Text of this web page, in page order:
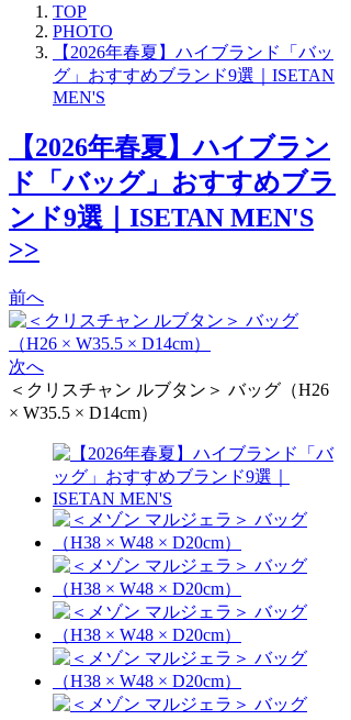
TOP
PHOTO
【2026年春夏】ハイブランド「バッ
グ」おすすめブランド9選｜ISETAN
MEN'S
【2026年春夏】ハイブラン
ド「バッグ」おすすめブラ
ンド9選｜ISETAN MEN'S
>>
前へ
次へ
＜クリスチャン ルブタン＞ バッグ（H26
× W35.5 × D14cm）